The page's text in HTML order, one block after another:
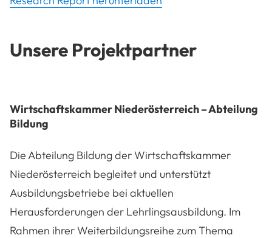
Unsere Projektpartner
Wirtschaftskammer Niederösterreich – Abteilung
Bildung
Die Abteilung Bildung der Wirtschaftskammer
Niederösterreich begleitet und unterstützt
Ausbildungsbetriebe bei aktuellen
Herausforderungen der Lehrlingsausbildung. Im
Rahmen ihrer Weiterbildungsreihe zum Thema